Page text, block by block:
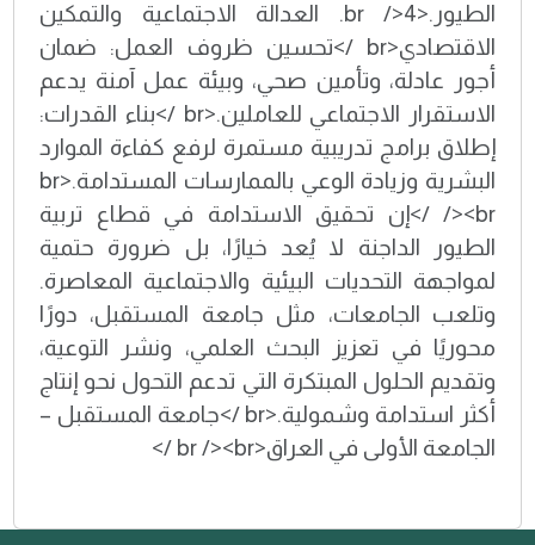
الطيور.<br />4. العدالة الاجتماعية والتمكين
الاقتصادي<br />تحسين ظروف العمل: ضمان
أجور عادلة، وتأمين صحي، وبيئة عمل آمنة يدعم
الاستقرار الاجتماعي للعاملين.<br />بناء القدرات:
إطلاق برامج تدريبية مستمرة لرفع كفاءة الموارد
البشرية وزيادة الوعي بالممارسات المستدامة.<br
/><br />إن تحقيق الاستدامة في قطاع تربية
الطيور الداجنة لا يُعد خيارًا، بل ضرورة حتمية
لمواجهة التحديات البيئية والاجتماعية المعاصرة.
وتلعب الجامعات، مثل جامعة المستقبل، دورًا
محوريًا في تعزيز البحث العلمي، ونشر التوعية،
وتقديم الحلول المبتكرة التي تدعم التحول نحو إنتاج
أكثر استدامة وشمولية.<br />جامعة المستقبل –
الجامعة الأولى في العراق<br /><br />